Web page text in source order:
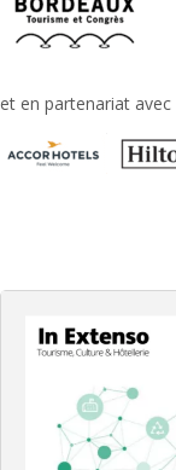
et en partenariat avec